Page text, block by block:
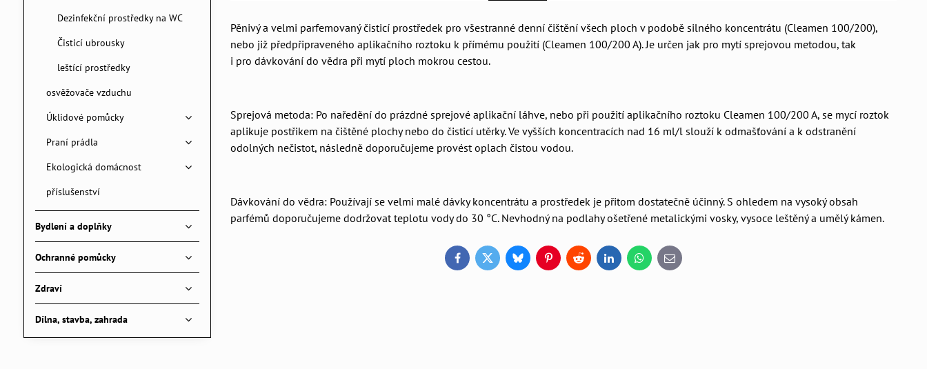
Pěnivý a velmi parfemovaný čisticí prostředek pro všestranné denní čištění všech ploch v podobě silného koncentrátu (Cleamen 100/200),
nebo již předpřipraveného aplikačního roztoku k přímému použití (Cleamen 100/200 A). Je určen jak pro mytí sprejovou metodou, tak
i pro dávkování do vědra při mytí ploch mokrou cestou.
Sprejová metoda: Po naředění do prázdné sprejové aplikační láhve, nebo při použití aplikačního roztoku Cleamen 100/200 A, se mycí roztok
aplikuje postřikem na čištěné plochy nebo do čisticí utěrky. Ve vyšších koncentracích nad 16 ml/l slouží k odmašťování a k odstranění
odolných nečistot, následně doporučujeme provést oplach čistou vodou.
Dávkování do vědra: Používají se velmi malé dávky koncentrátu a prostředek je přitom dostatečně účinný. S ohledem na vysoký obsah
parfémů doporučujeme dodržovat teplotu vody do 30 °C. Nevhodný na podlahy ošetřené metalickými vosky, vysoce leštěný a umělý kámen.
FacebookTwitterBlueskyPinterestRedditLinkedInWhatsApp
E-
mail
Dezinfekční prostředky na WC
Čisticí ubrousky
leštící prostředky
osvěžovače vzduchu
Úklidové pomůcky
Praní prádla
Ekologická domácnost
příslušenství
Bydlení a doplňky
Ochranné pomůcky
Zdraví
Dílna, stavba, zahrada